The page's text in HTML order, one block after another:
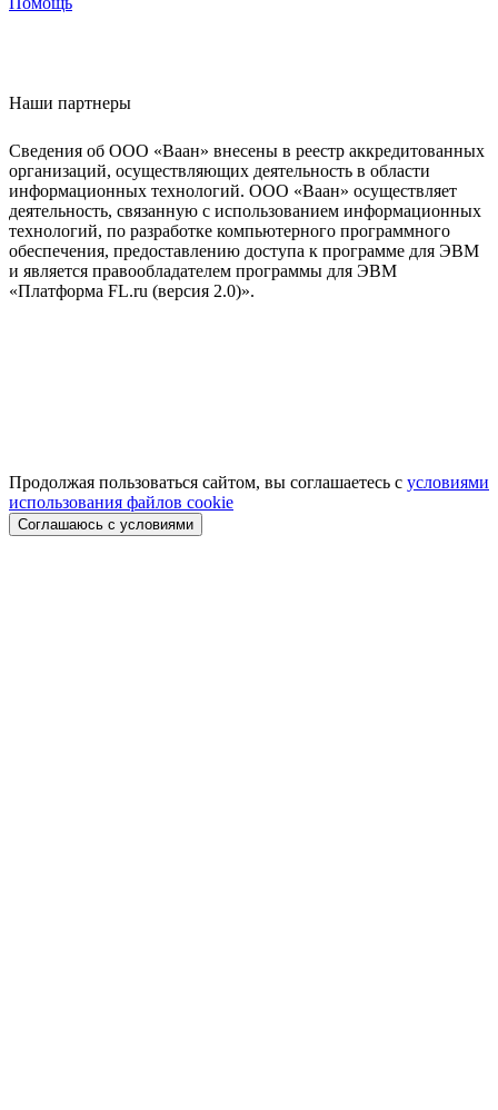
Наши партнеры
Сведения об ООО «Ваан» внесены в реестр аккредитованных
организаций, осуществляющих деятельность в области
информационных технологий. ООО «Ваан» осуществляет
деятельность, связанную с использованием информационных
технологий, по разработке компьютерного программного
обеспечения, предоставлению доступа к программе для ЭВМ
и является правообладателем программы для ЭВМ
«Платформа FL.ru (версия 2.0)».
Продолжая пользоваться сайтом, вы соглашаетесь с условиями
использования файлов cookie
Соглашаюсь с условиями